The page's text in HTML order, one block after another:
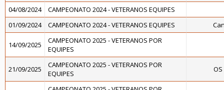
04/08/2024
CAMPEONATO 2024 - VETERANOS EQUIPES
01/09/2024
CAMPEONATO 2024 - VETERANOS EQUIPES
14/09/2025
CAMPEONATO 2025 - VETERANOS POR
EQUIPES
21/09/2025
CAMPEONATO 2025 - VETERANOS POR
EQUIPES
OS